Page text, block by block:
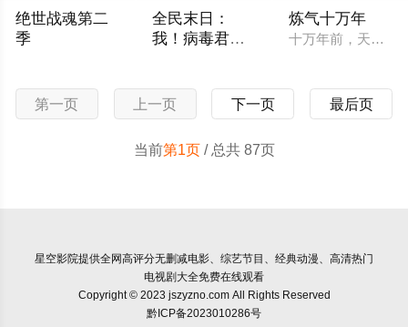
绝世战魂第二
季
全民末日：
我！病毒君王
炼气十万年
十万年前，天岚宗
第一页 上一页 下一页 最后页
当前第1页/ 总共 87页
星空影院提供全网高评分无删减电影、综艺节目、经典动漫、高清热门
电视剧大全免费在线观看
Copyright © 2023 jszyzno.com All Rights Reserved
黔ICP备2023010286号